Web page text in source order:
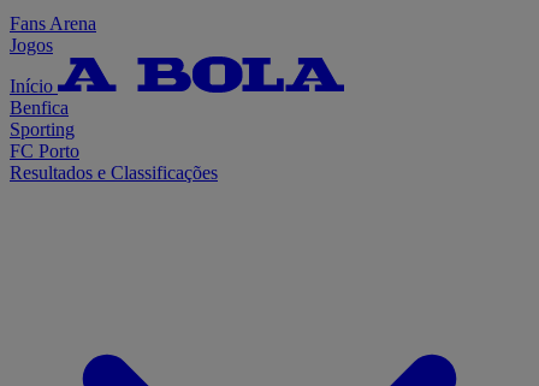
Fans Arena
Jogos
Início
Benfica
Sporting
FC Porto
Resultados e Classificações